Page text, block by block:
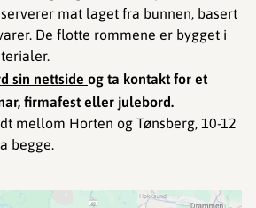
mat laget fra bunnen, basert
De flotte rommene er bygget i
sin nettside og ta kontakt for et
firmafest eller julebord.
mellom Horten og Tønsberg, 10-12
begge.